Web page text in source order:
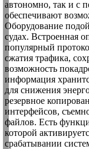
автономно, так и с
обеспечивают
Оборудование
судах. Встроенная
популярный
сжатия трафика,
возможность
информация
для снижения
резервное
интерфейсов,
файлов. Есть
которой
срабатывании